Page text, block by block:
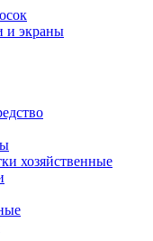
и экраны
хозяйственные